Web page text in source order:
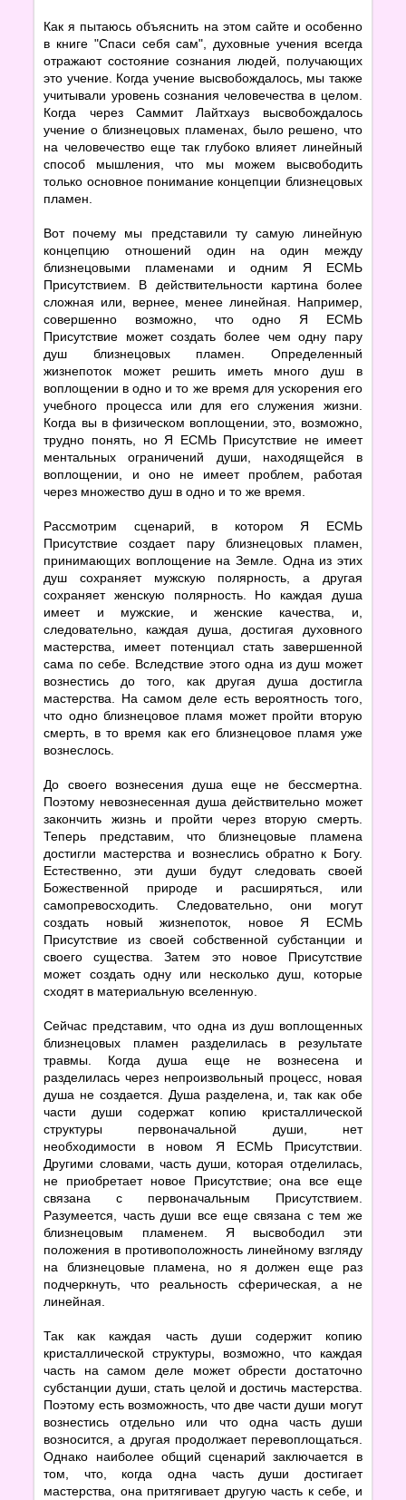
Как я пытаюсь объяснить на этом сайте и особенно
в книге "Спаси себя сам", духовные учения всегда
отражают состояние сознания людей, получающих
это учение. Когда учение высвобождалось, мы также
учитывали уровень сознания человечества в целом.
Когда через Саммит Лайтхауз высвобождалось
учение о близнецовых пламенах, было решено, что
на человечество еще так глубоко влияет линейный
способ мышления, что мы можем высвободить
только основное понимание концепции близнецовых
пламен.
Вот почему мы представили ту самую линейную
концепцию отношений один на один между
близнецовыми пламенами и одним Я ЕСМЬ
Присутствием. В действительности картина более
сложная или, вернее, менее линейная. Например,
совершенно возможно, что одно Я ЕСМЬ
Присутствие может создать более чем одну пару
душ близнецовых пламен. Определенный
жизнепоток может решить иметь много душ в
воплощении в одно и то же время для ускорения его
учебного процесса или для его служения жизни.
Когда вы в физическом воплощении, это, возможно,
трудно понять, но Я ЕСМЬ Присутствие не имеет
ментальных ограничений души, находящейся в
воплощении, и оно не имеет проблем, работая
через множество душ в одно и то же время.
Рассмотрим сценарий, в котором Я ЕСМЬ
Присутствие создает пару близнецовых пламен,
принимающих воплощение на Земле. Одна из этих
душ сохраняет мужскую полярность, а другая
сохраняет женскую полярность. Но каждая душа
имеет и мужские, и женские качества, и,
следовательно, каждая душа, достигая духовного
мастерства, имеет потенциал стать завершенной
сама по себе. Вследствие этого одна из душ может
вознестись до того, как другая душа достигла
мастерства. На самом деле есть вероятность того,
что одно близнецовое пламя может пройти вторую
смерть, в то время как его близнецовое пламя уже
вознеслось.
До своего вознесения душа еще не бессмертна.
Поэтому невознесенная душа действительно может
закончить жизнь и пройти через вторую смерть.
Теперь представим, что близнецовые пламена
достигли мастерства и вознеслись обратно к Богу.
Естественно, эти души будут следовать своей
Божественной природе и расширяться, или
самопревосходить. Следовательно, они могут
создать новый жизнепоток, новое Я ЕСМЬ
Присутствие из своей собственной субстанции и
своего существа. Затем это новое Присутствие
может создать одну или несколько душ, которые
сходят в материальную вселенную.
Сейчас представим, что одна из душ воплощенных
близнецовых пламен разделилась в результате
травмы. Когда душа еще не вознесена и
разделилась через непроизвольный процесс, новая
душа не создается. Душа разделена, и, так как обе
части души содержат копию кристаллической
структуры первоначальной души, нет
необходимости в новом Я ЕСМЬ Присутствии.
Другими словами, часть души, которая отделилась,
не приобретает новое Присутствие; она все еще
связана с первоначальным Присутствием.
Разумеется, часть души все еще связана с тем же
близнецовым пламенем. Я высвободил эти
положения в противоположность линейному взгляду
на близнецовые пламена, но я должен еще раз
подчеркнуть, что реальность сферическая, а не
линейная.
Так как каждая часть души содержит копию
кристаллической структуры, возможно, что каждая
часть на самом деле может обрести достаточно
субстанции души, стать целой и достичь мастерства.
Поэтому есть возможность, что две части души могут
вознестись отдельно или что одна часть души
возносится, а другая продолжает перевоплощаться.
Однако наиболее общий сценарий заключается в
том, что, когда одна часть души достигает
мастерства, она притягивает другую часть к себе, и